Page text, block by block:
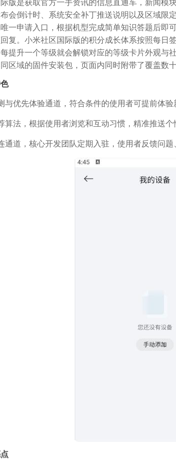
版是获取官方一手资讯的信息直通车，新闻模
会倒计时、系统安全补丁推送说明以及区域限
一申请入口，根据机型完成简单知识答题后即
复。小米社区国际版的积分成长体系按照每日
提升一个等级就会解锁对应的等级卡片外观与
区域的固件安装包，页面内同时附带了覆盖数
与优先体验通道，符合条件的使用者可提前体验
算法，根据使用者浏览和互动习惯，精准推送个
通道，核心开发团队定期入驻，使用者反馈问题